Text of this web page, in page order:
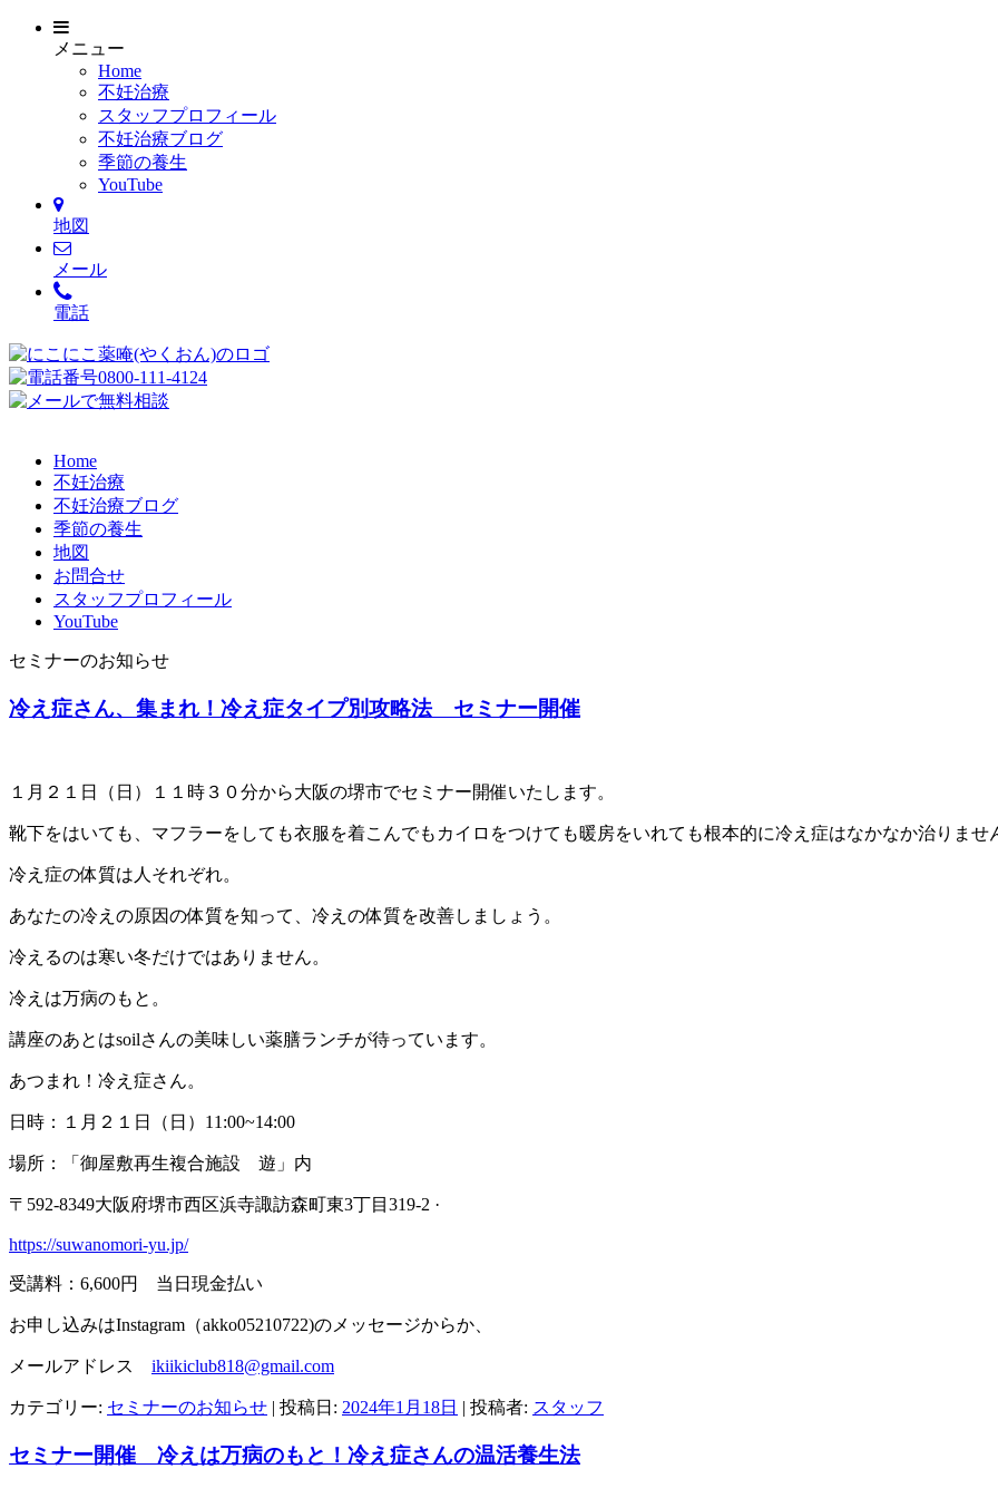
メニュー
Home
不妊治療
スタッフプロフィール
不妊治療ブログ
季節の養生
YouTube
地図
メール
電話
Home
不妊治療
不妊治療ブログ
季節の養生
地図
お問合せ
スタッフプロフィール
YouTube
セミナーのお知らせ
冷え症さん、集まれ！冷え症タイプ別攻略法 セミナー開催
１月２１日（日）１１時３０分から大阪の堺市でセミナー開催いたします。
靴下をはいても、マフラーをしても衣服を着こんでもカイロをつけても暖房をいれても根本的に冷え症はなかなか治りませ
冷え症の体質は人それぞれ。
あなたの冷えの原因の体質を知って、冷えの体質を改善しましょう。
冷えるのは寒い冬だけではありません。
冷えは万病のもと。
講座のあとはsoilさんの美味しい薬膳ランチが待っています。
あつまれ！冷え症さん。
日時：１月２１日（日）11:00~14:00
場所：「御屋敷再生複合施設 遊」内
〒592-8349大阪府堺市西区浜寺諏訪森町東3丁目319-2 ·
https://suwanomori-yu.jp/
受講料：6,600円 当日現金払い
お申し込みはInstagram（akko05210722)のメッセージからか、
メールアドレス ikiikiclub818@gmail.com
カテゴリー: セミナーのお知らせ | 投稿日: 2024年1月18日 | 投稿者: スタッフ
セミナー開催 冷えは万病のもと！冷え症さんの温活養生法